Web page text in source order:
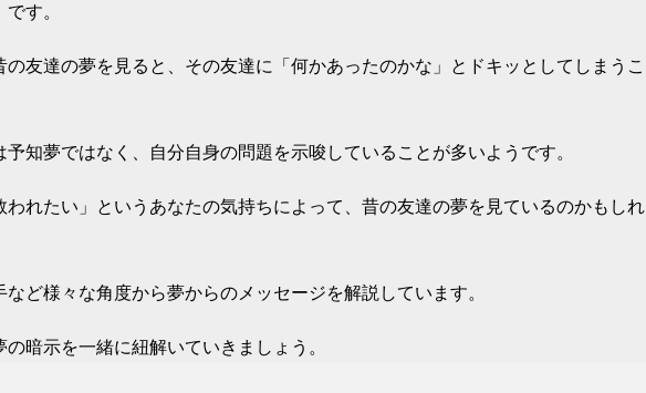
す。
友達の夢を見ると、その友達に「何かあったのかな」とドキッとしてしまうこ
予知夢ではなく、自分自身の問題を示唆していることが多いようです。
われたい」というあなたの気持ちによって、昔の友達の夢を見ているのかもしれ
ど様々な角度から夢からのメッセージを解説しています。
暗示を一緒に紐解いていきましょう。